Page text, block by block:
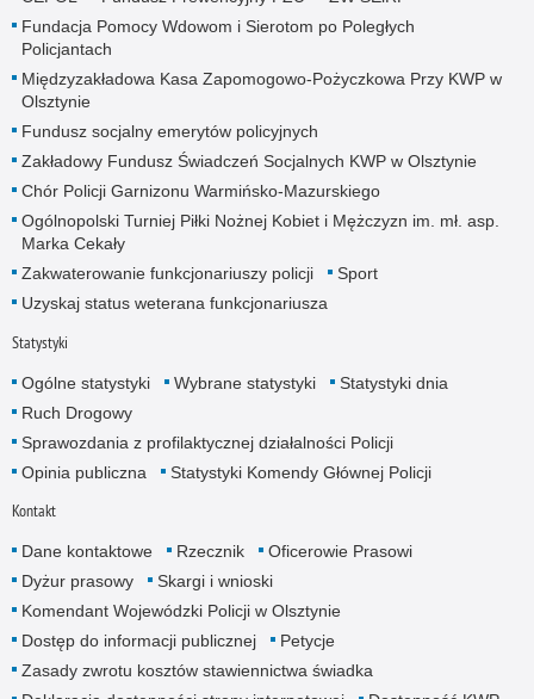
Fundacja Pomocy Wdowom i Sierotom po Poległych
Policjantach
Międzyzakładowa Kasa Zapomogowo-Pożyczkowa Przy KWP w
Olsztynie
Fundusz socjalny emerytów policyjnych
Zakładowy Fundusz Świadczeń Socjalnych KWP w Olsztynie
Chór Policji Garnizonu Warmińsko-Mazurskiego
Ogólnopolski Turniej Piłki Nożnej Kobiet i Mężczyzn im. mł. asp.
Marka Cekały
Zakwaterowanie funkcjonariuszy policji
Sport
Uzyskaj status weterana funkcjonariusza
Statystyki
Ogólne statystyki Wybrane statystyki
Statystyki dnia
Ruch Drogowy
Sprawozdania z profilaktycznej działalności Policji
Opinia publiczna
Statystyki Komendy Głównej Policji
Kontakt
Dane kontaktowe Rzecznik
Oficerowie Prasowi
Dyżur prasowy
Skargi i wnioski
Komendant Wojewódzki Policji w Olsztynie
Dostęp do informacji publicznej
Petycje
Zasady zwrotu kosztów stawiennictwa świadka